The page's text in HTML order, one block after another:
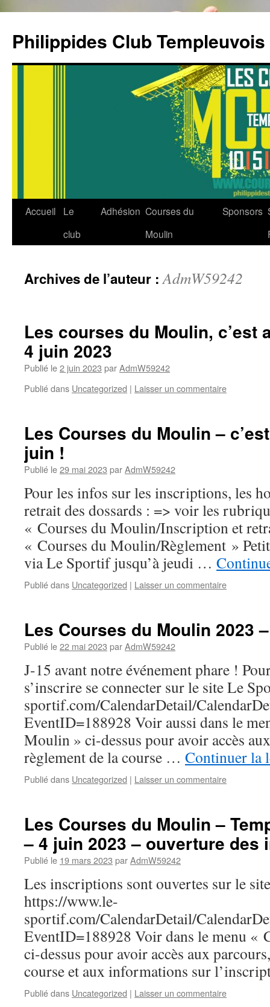
contenu
Philippides Club Templeuvois
Accueil
Le
club
Adhésion Courses du
Moulin
Sponsors
Archives de l’auteur :AdmW59242
Les courses du Moulin, c’est
4 juin 2023
Publié le2 juin 2023 parAdmW59242
Publié dans Uncategorized | Laisser un commentaire
Les Courses du Moulin –
juin !
Publié le29 mai 2023 parAdmW59242
Pour les infos sur les inscriptions, les
retrait des dossards : => voir les
« Courses du Moulin/Inscription et
« Courses du Moulin/Règlement »
via Le Sportif jusqu’à jeudi …
Publié dans Uncategorized | Laisser un commentaire
Les Courses du Moulin 2023
Publié le22 mai 2023 parAdmW59242
J-15 avant notre événement phare !
s’inscrire se connecter sur le site Le
sportif.com/CalendarDetail/
EventID=188928 Voir aussi dans le
Moulin » ci-dessus pour avoir accès
règlement de la course … Continuer la
Publié dans Uncategorized | Laisser un commentaire
Les Courses du Moulin –
– 4 juin 2023 – ouverture des
Publié le 19 mars 2023 parAdmW59242
Les inscriptions sont ouvertes sur le
https://www.le-
sportif.com/CalendarDetail/
EventID=188928 Voir dans le menu «
ci-dessus pour avoir accès aux
course et aux informations sur
Publié dans Uncategorized | Laisser un commentaire